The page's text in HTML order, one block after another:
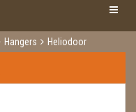
Hangers Heliodoor